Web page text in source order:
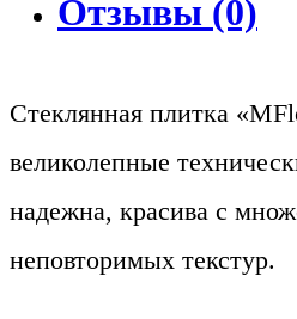
Отзывы (0)
Стеклянная плитка
великолепные
надежна, красива с
неповторимых текстур.